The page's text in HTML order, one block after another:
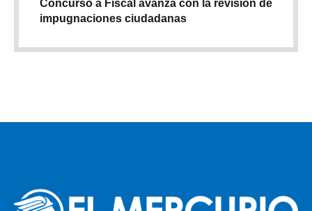
Concurso a Fiscal avanza con la revisión de
impugnaciones ciudadanas